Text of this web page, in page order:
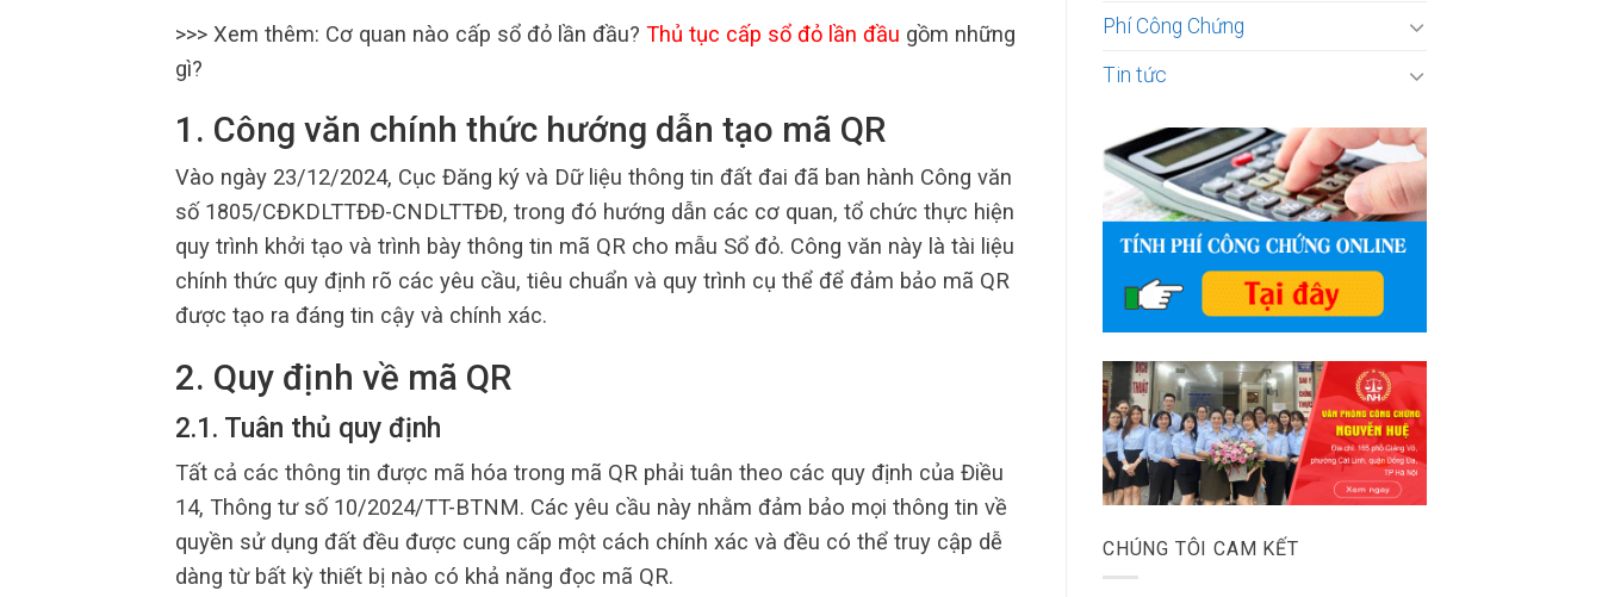
>>> Xem thêm: Cơ quan nào cấp sổ đỏ lần đầu? Thủ tục cấp sổ đỏ lần đầu gồm những
gì?
1. Công văn chính thức hướng dẫn tạo mã QR
Vào ngày 23/12/2024, Cục Đăng ký và Dữ liệu thông tin đất đai đã ban hành Công văn
số 1805/CĐKDLTTĐĐ-CNDLTTĐĐ, trong đó hướng dẫn các cơ quan, tổ chức thực hiện
quy trình khởi tạo và trình bày thông tin mã QR cho mẫu Sổ đỏ. Công văn này là tài liệu
chính thức quy định rõ các yêu cầu, tiêu chuẩn và quy trình cụ thể để đảm bảo mã QR
được tạo ra đáng tin cậy và chính xác.
2. Quy định về mã QR
2.1. Tuân thủ quy định
Tất cả các thông tin được mã hóa trong mã QR phải tuân theo các quy định của Điều
14, Thông tư số 10/2024/TT-BTNM. Các yêu cầu này nhằm đảm bảo mọi thông tin về
quyền sử dụng đất đều được cung cấp một cách chính xác và đều có thể truy cập dễ
dàng từ bất kỳ thiết bị nào có khả năng đọc mã QR.
Phí Công Chứng
Tin tức
CHÚNG TÔI CAM KẾT